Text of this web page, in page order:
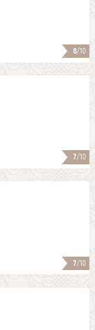
8/10
7/10
7/10